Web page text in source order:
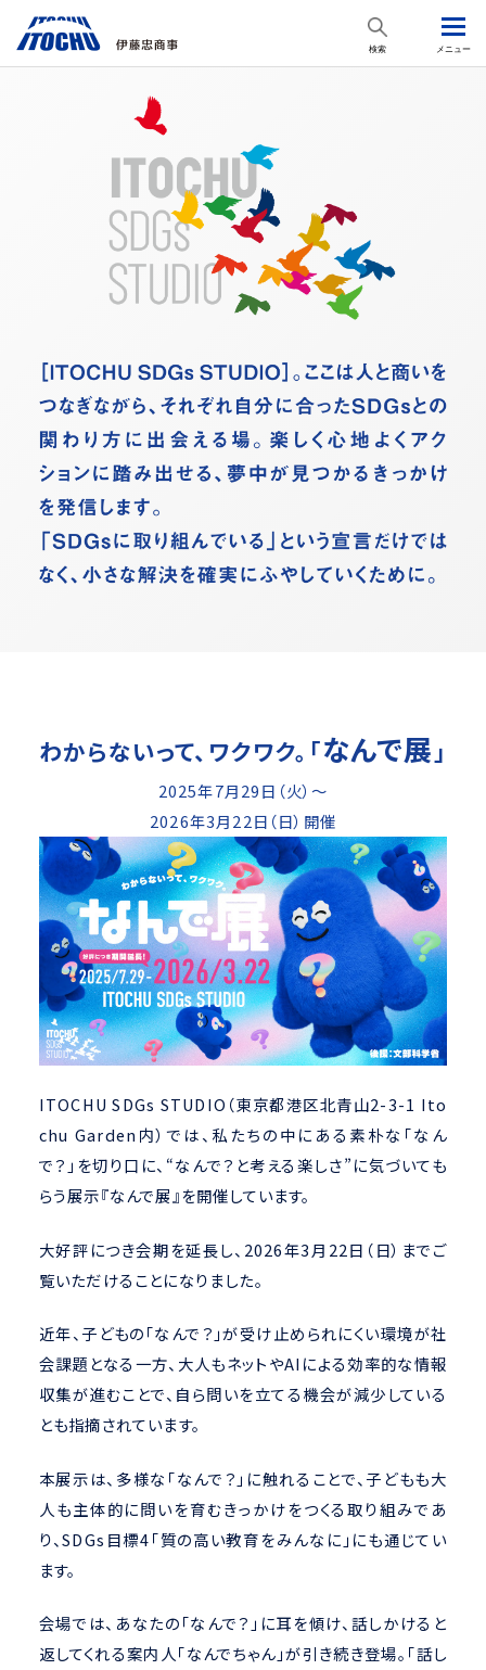
検索 メニュー
わからないって、ワクワク。「なんで展 」
2025年7月29日（火）～
2026年3月22日（日）開催
ITOCHU SDGs STUDIO（東京都港区北青山2-3-1 Ito
chu Garden内）では、私たちの中にある素朴な「なん
で？」を切り口に、“なんで？と考える楽しさ”に気づいても
らう展示『なんで展』を開催しています。
大好評につき会期を延長し、2026年3月22日（日）までご
覧いただけることになりました。
近年、子どもの「なんで？」が受け止められにくい環境が社
会課題となる一方、大人もネットやAIによる効率的な情報
収集が進むことで、自ら問いを立てる機会が減少している
とも指摘されています。
本展示は、多様な「なんで？」に触れることで、子どもも大
人も主体的に問いを育むきっかけをつくる取り組みであ
り、SDGs目標4「質の高い教育をみんなに」にも通じてい
ます。
会場では、あなたの「なんで？」に耳を傾け、話しかけると
返してくれる案内人「なんでちゃん」が引き続き登場。「話し